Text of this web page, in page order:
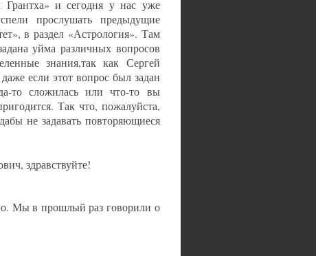
Грантха» и сегодня у нас уже
прослушать предыдущие
в раздел «Астрология». Там
уйма различных вопросов
знания,так как Сергей
если этот вопрос был задан
то сложилась или что-то вы
Так что, пожалуйста,
не задавать повторяющиеся
здравствуйте!
Мы в прошлый раз говорили о